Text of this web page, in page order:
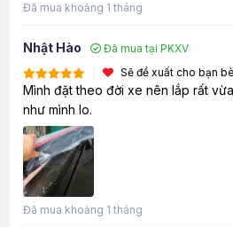
Đã mua khoảng 1 tháng
Nhật Hào
Đã mua tại PKXV
Sẽ đề xuất cho bạn bè
Mình đặt theo đời xe nên lắp rất
như mình lo.
Đã mua khoảng 1 tháng